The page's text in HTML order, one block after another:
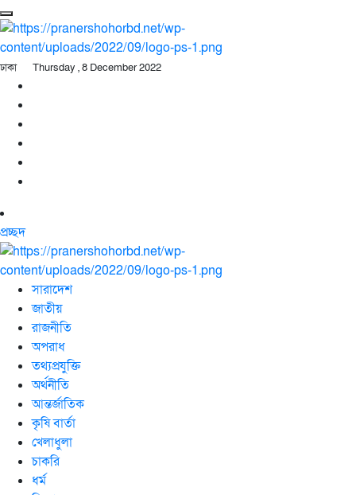
ঢাকা Thursday , 8 December 2022
প্রচ্ছদ
সারাদেশ
জাতীয়
রাজনীতি
অপরাধ
তথ্যপ্রযুক্তি
অর্থনীতি
আন্তর্জাতিক
কৃষি বার্তা
খেলাধুলা
চাকরি
ধর্ম